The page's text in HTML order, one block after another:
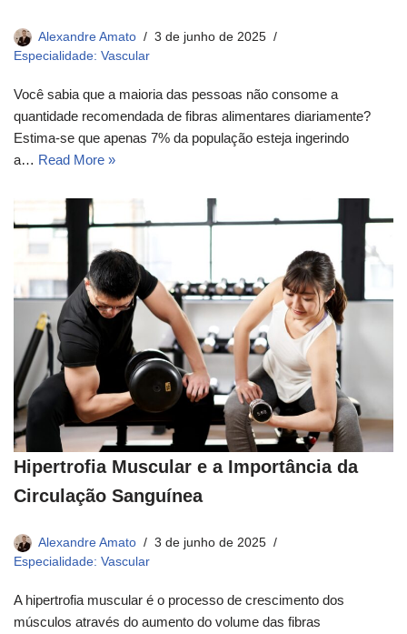
Alexandre Amato
3 de junho de 2025
Especialidade: Vascular
Você sabia que a maioria das pessoas não consome a
quantidade recomendada de fibras alimentares diariamente?
Estima-se que apenas 7% da população esteja ingerindo
a… Read More »
Hipertrofia Muscular e a Importância da
Circulação Sanguínea
Alexandre Amato
3 de junho de 2025
Especialidade: Vascular
A hipertrofia muscular é o processo de crescimento dos
músculos através do aumento do volume das fibras